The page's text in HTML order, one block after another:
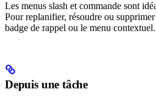
Les menus slash et commande sont
Pour replanifier, résoudre ou
badge de rappel ou le menu contextuel.
Depuis une tâche